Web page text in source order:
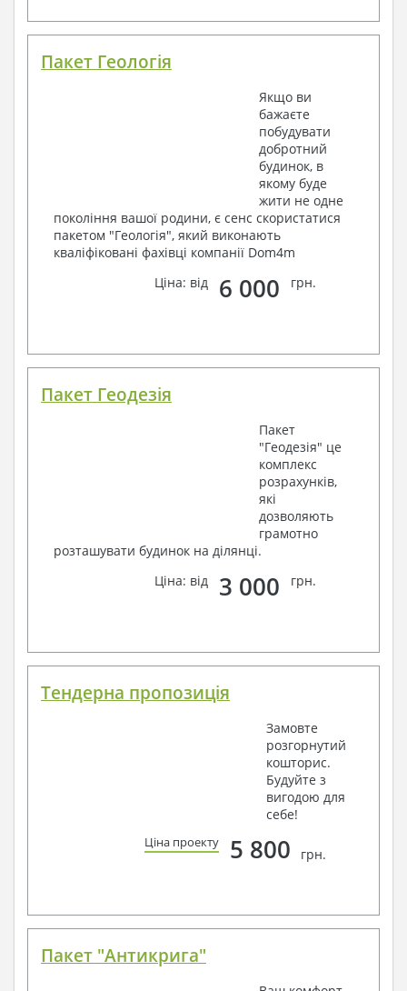
Пакет Геологія
Якщо ви
бажаєте
побудувати
добротний
будинок, в
якому буде
жити не одне
покоління вашої родини, є сенс скористатися
пакетом "Геологія", який виконають
кваліфіковані фахівці компанії Dom4m
Ціна: від
6 000 грн.
Пакет Геодезія
Пакет
"Геодезія" це
комплекс
розрахунків,
які
дозволяють
грамотно
розташувати будинок на ділянці.
Ціна: від
3 000 грн.
Тендерна пропозиція
Замовте
розгорнутий
кошторис.
Будуйте з
вигодою для
себе!
Ціна проекту 5 800 грн.
Пакет "Антикрига"